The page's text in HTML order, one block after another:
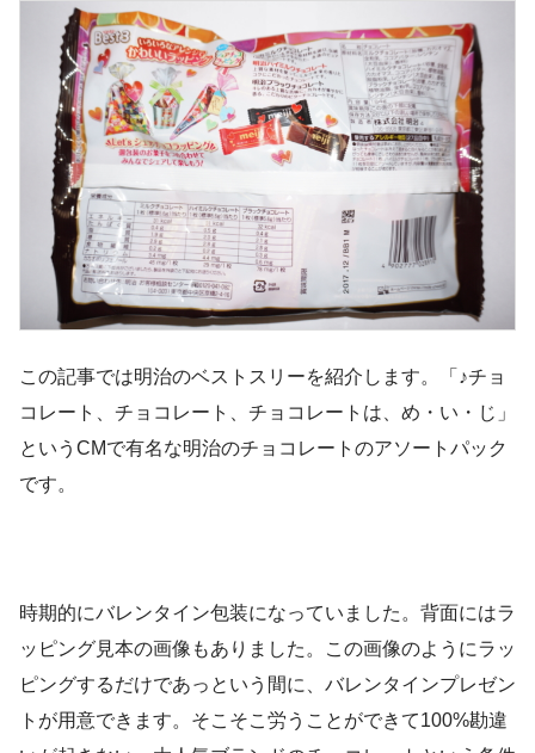
この記事では明治のベストスリーを紹介します。「♪チョ
コレート、チョコレート、チョコレートは、め・い・じ」
というCMで有名な明治のチョコレートのアソートパック
です。
時期的にバレンタイン包装になっていました。背面にはラ
ッピング見本の画像もありました。この画像のようにラッ
ピングするだけであっという間に、バレンタインプレゼン
トが用意できます。そこそこ労うことができて100%勘違